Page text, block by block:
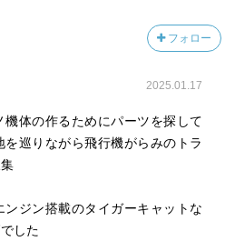
フォロー
2025.01.17
機体の作るためにパーツを探して
を巡りながら飛行機がらみのトラ
ジン搭載のタイガーキャットな
した